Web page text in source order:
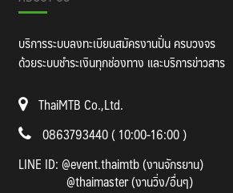
บริการระบบลงทะเบียนสมัครงานปั่น ครบวงจร
ด้วยระบบชำระเงินทุกช่องทาง และบริการข่าวสาร
ThaiMTB Co.,Ltd.
0863793440 ( 10:00-16:00 )
LINE ID:@event.thaimtb (งานจักรยาน)
@thaimaster (งานวิ่ง/อื่นๆ)